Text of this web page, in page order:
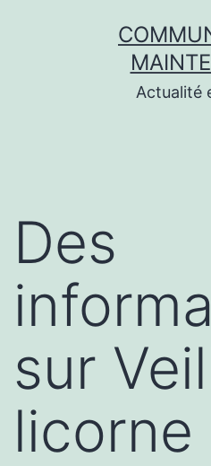
Actualité
Des
sur
licorne